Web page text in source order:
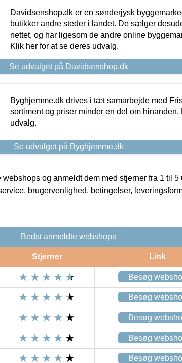
Davidsenshop.dk er en sønderjysk
butikker andre steder i landet. De sælger
nettet, og har ligesom de andre online
Klik her for at se deres udvalg.
Se udvalget på Davidsenshop.dk
Byghjemme.dk drives i tæt samarbejde med
sortiment og priser minder en del om hinanden.
udvalg.
Se udvalget på Byghjemme.dk
og anmeldt dem med stjerner fra 1 til 5
brugervenlighed, betingelser,
Bedst anmeldte webshops
Stjerner Link
Besøg
Besøg
Besøg
Besøg
Besøg